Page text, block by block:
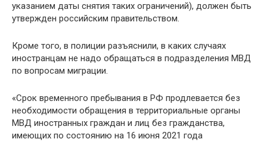
указанием даты снятия таких ограничений), должен быть
утвержден российским правительством.
Кроме того, в полиции разъяснили, в каких случаях
иностранцам не надо обращаться в подразделения МВД
по вопросам миграции.
«Срок временного пребывания в РФ продлевается без
необходимости обращения в территориальные органы
МВД иностранных граждан и лиц без гражданства,
имеющих по состоянию на 16 июня 2021 года